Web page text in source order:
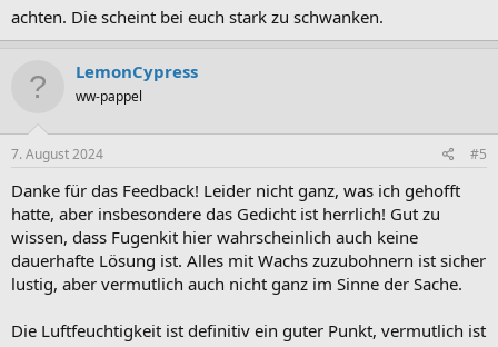
achten. Die scheint bei euch stark zu schwanken.
LemonCypress
ww-pappel
7. August 2024 #5
Danke für das Feedback! Leider nicht ganz, was ich gehofft
hatte, aber insbesondere das Gedicht ist herrlich! Gut zu
wissen, dass Fugenkit hier wahrscheinlich auch keine
dauerhafte Lösung ist. Alles mit Wachs zuzubohnern ist sicher
lustig, aber vermutlich auch nicht ganz im Sinne der Sache.
Die Luftfeuchtigkeit ist definitiv ein guter Punkt, vermutlich ist